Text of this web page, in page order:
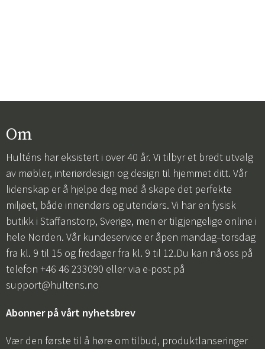
Om
Hulténs har eksistert i over 40 år. Vi tilbyr et bredt utvalg
av møbler, interiørdesign og design til hjemmet ditt. Vår
lidenskap er å hjelpe deg med å skape det perfekte
miljøet, både innendørs og utendørs. Vi har en fysisk
butikk i Staffanstorp, Sverige, men er tilgjengelige online i
hele Norden. Vår kundeservice er åpen mandag–torsdag
fra kl. 9 til 15 og fredager fra kl. 9 til 12.Du kan nå oss på
telefon +46 46 233090 eller via e-post på
support@hultens.no
Abonner på vårt nyhetsbrev
Vær den første til å høre om tilbud, produktlanseringer